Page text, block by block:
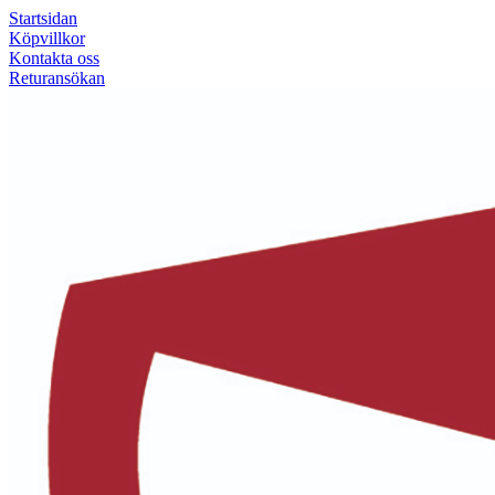
Startsidan
Köpvillkor
Kontakta oss
Returansökan